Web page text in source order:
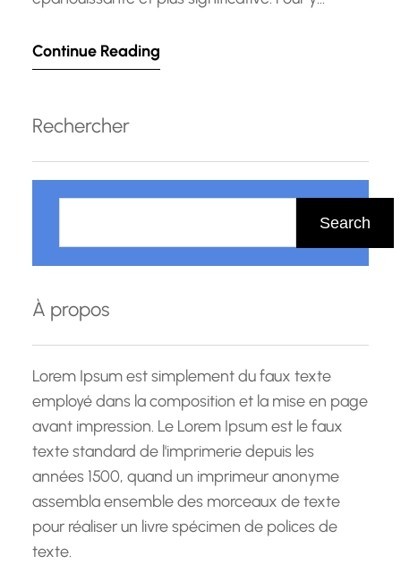
constamment des moyens d’améliorer
relationnel, l’amélioration continue est la clé pour
atteindre…
Continue Reading
Rechercher
h
r
c
h
Search
À propos
Lorem Ipsum est simplement du faux texte
employé dans la composition et la mise en page
avant impression. Le Lorem Ipsum est le faux
texte standard de l'imprimerie depuis les
années 1500, quand un imprimeur anonyme
assembla ensemble des morceaux de texte
pour réaliser un livre spécimen de polices de
texte.